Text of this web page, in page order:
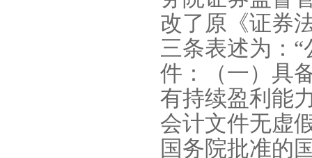
改了原《证券
三条表述为：
件：（一）具
有持续盈利能
会计文件无虚
国务院批准的